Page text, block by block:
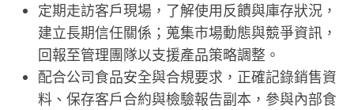
定期走訪客戶現場，了解使用反饋與庫存狀況，
建立長期信任關係；蒐集市場動態與競爭資訊，
回報至管理團隊以支援產品策略調整。
配合公司食品安全與合規要求，正確記錄銷售資
料、保存客戶合約與檢驗報告副本，參與內部食